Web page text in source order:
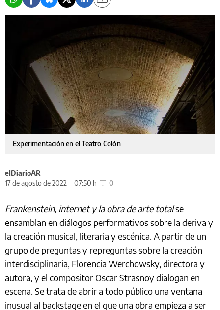
Experimentación en el Teatro Colón
elDiarioAR
17 de agosto de 2022
07:50 h 0
Frankenstein, internet y la obra de arte totalse
ensamblan en diálogos performativos sobre la deriva y
la creación musical, literaria y escénica. A partir de un
grupo de preguntas y repreguntas sobre la creación
interdisciplinaria, Florencia Werchowsky, directora y
autora, y el compositor Oscar Strasnoy dialogan en
escena. Se trata de abrir a todo público una ventana
inusual al backstage en el que una obra empieza a ser